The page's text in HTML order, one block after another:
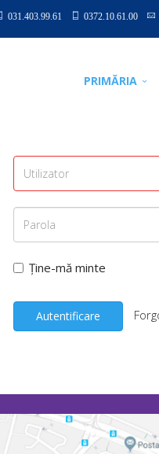
031.403.99.61 0372.10.61.00
PRIMĂRIA
Ține-mă minte
Autentificare